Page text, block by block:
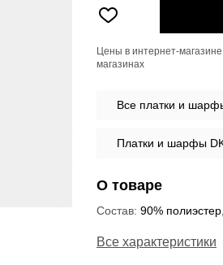
Цены в интернет-
магазинах
Все платки и
Платки и шарфы
О товаре
Состав: 90%
Все характеристики